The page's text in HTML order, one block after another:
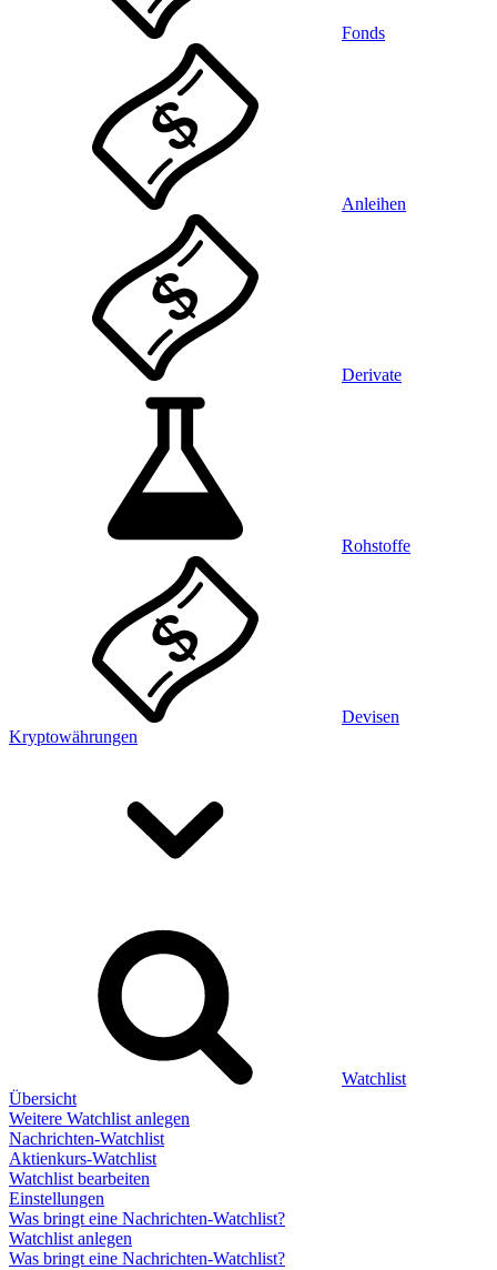
Fonds
Anleihen
Derivate
Rohstoffe
Devisen
Kryptowährungen
Watchlist
Übersicht
Weitere Watchlist anlegen
Nachrichten-Watchlist
Aktienkurs-Watchlist
Watchlist bearbeiten
Einstellungen
Was bringt eine Nachrichten-Watchlist?
Watchlist anlegen
Was bringt eine Nachrichten-Watchlist?